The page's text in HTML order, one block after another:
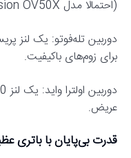
(احتمالا مدل OmniVision OV50X).
برای زوم‌های باکیفیت.
عریض.
قدرت بی‌پایان با باتری